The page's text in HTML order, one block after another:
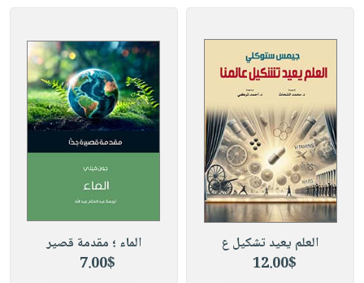
العلم يعيد تشكيل ع
12.00$
الماء ؛ مقدمة قصير
7.00$